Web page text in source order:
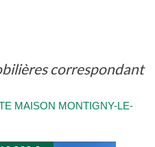
MAISON MONTIGNY-LE-